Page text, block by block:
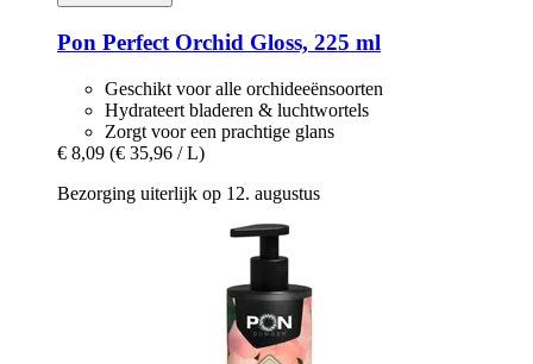
Pon Perfect Orchid Gloss, 225 ml
Geschikt voor alle orchideeënsoorten
Hydrateert bladeren & luchtwortels
Zorgt voor een prachtige glans
€ 8,09 (€ 35,96 / L)
Bezorging uiterlijk op 12. augustus